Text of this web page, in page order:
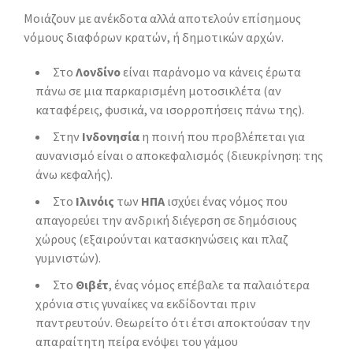
Μοιάζουν με ανέκδοτα αλλά αποτελούν επίσημους
νόμους διαφόρων κρατών, ή δημοτικών αρχών.
Στο Λονδίνοείναι παράνομο να κάνεις έρωτα
πάνω σε μια παρκαρισμένη μοτοσικλέτα (αν
καταφέρεις, φυσικά, να ισορροπήσεις πάνω της).
Στην Ινδονησία η ποινή που προβλέπεται για
αυνανισμό είναι ο αποκεφαλισμός (διευκρίνηση: της
άνω κεφαλής).
Στο Ιλινόις των ΗΠΑ ισχύει ένας νόμος που
απαγορεύει την ανδρική διέγερση σε δημόσιους
χώρους (εξαιρούνται κατασκηνώσεις και πλαζ
γυμνιστών).
Στο Θιβέτ, ένας νόμος επέβαλε τα παλαιότερα
χρόνια στις γυναίκες να εκδίδονται πριν
παντρευτούν. Θεωρείτο ότι έτσι αποκτούσαν την
απαραίτητη πείρα ενόψει του γάμου